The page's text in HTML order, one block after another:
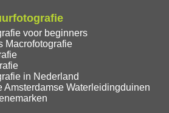
voor beginners
Macrofotografie
in Nederland
Amsterdamse Waterleidingduinen